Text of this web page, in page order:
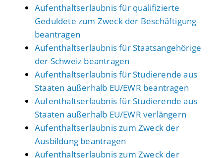
Aufenthaltserlaubnis für qualifizierte
Geduldete zum Zweck der Beschäftigung
beantragen
Aufenthaltserlaubnis für Staatsangehörige
der Schweiz beantragen
Aufenthaltserlaubnis für Studierende aus
Staaten außerhalb EU/EWR beantragen
Aufenthaltserlaubnis für Studierende aus
Staaten außerhalb EU/EWR verlängern
Aufenthaltserlaubnis zum Zweck der
Ausbildung beantragen
Aufenthaltserlaubnis zum Zweck der